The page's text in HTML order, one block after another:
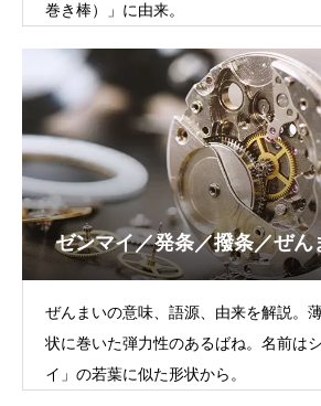
巻き棒）」に由来。
ゼンマイ／発条／撥条／ぜん
ぜんまいの意味、語源、由来を解説。
状に巻いた弾力性のあるばね。名前は
イ」の若葉に似た形状から。